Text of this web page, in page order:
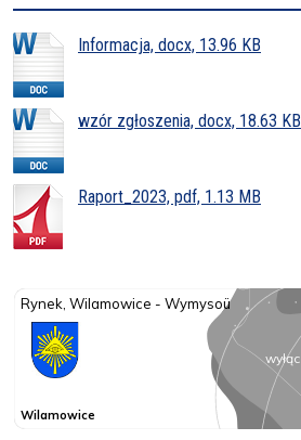
Informacja, docx, 13.96 KB
wzór zgłoszenia, docx, 18.63 KB
Raport_2023, pdf, 1.13 MB